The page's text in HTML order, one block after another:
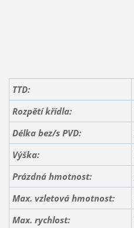
TTD:
Rozpětí křídla:
Délka bez/s PVD:
Výška:
Prázdná hmotnost:
Max. vzletová hmotnost:
Max. rychlost: